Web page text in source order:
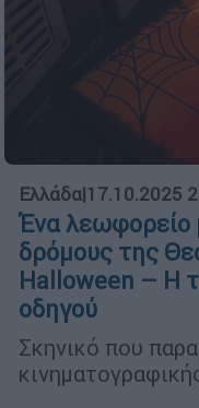
Ελλάδα|17.10.2025
Ένα λεωφορείο
δρόμους της
Halloween – Η
οδηγού
Σκηνικό που